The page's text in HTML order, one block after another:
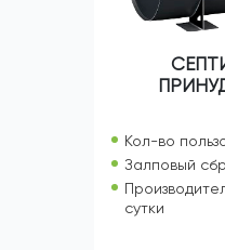
Кол-во
Залповый
сутки